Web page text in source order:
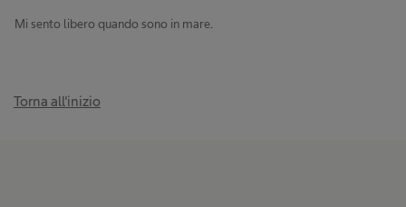
Mi sento libero quando sono in mare.
Torna all'inizio